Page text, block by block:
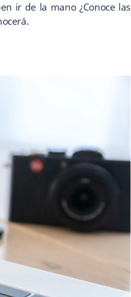
ir de la mano ¿Conoce las